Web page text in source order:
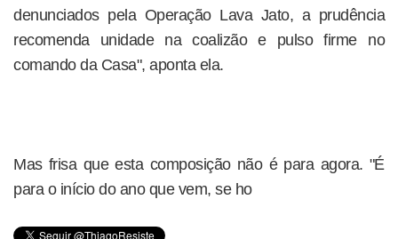
denunciados pela Operação Lava Jato, a prudência
recomenda unidade na coalizão e pulso firme no
comando da Casa", aponta ela.
Mas frisa que esta composição não é para agora. "É
para o início do ano que vem, se ho